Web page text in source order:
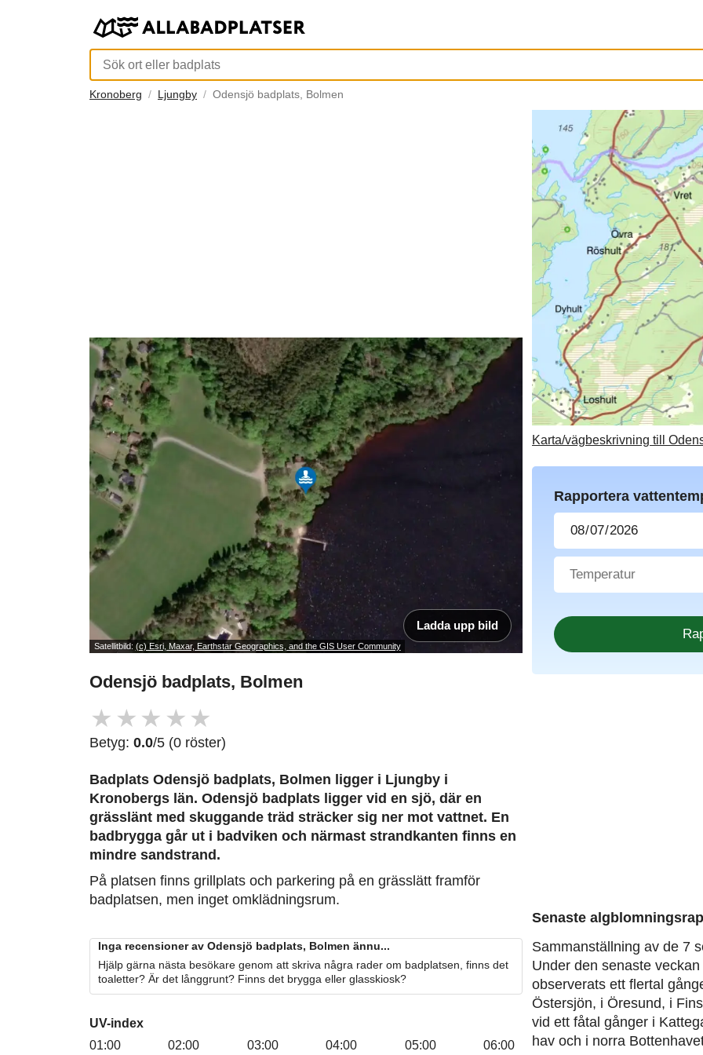
Kronoberg Ljungby Odensjö badplats, Bolmen
Satellitbild: (c) Esri, Maxar, Earthstar Geographics, and the GIS User Community
Ladda upp bild
Odensjö badplats, Bolmen
★ ★ ★ ★ ★
Betyg: 0.0/5 (0 röster)
Badplats Odensjö badplats, Bolmen ligger i Ljungby i
Kronobergs län. Odensjö badplats ligger vid en sjö, där en
grässlänt med skuggande träd sträcker sig ner mot vattnet. En
badbrygga går ut i badviken och närmast strandkanten finns en
mindre sandstrand.
På platsen finns grillplats och parkering på en grässlätt framför
badplatsen, men inget omklädningsrum.
Inga recensioner av Odensjö badplats, Bolmen ännu...
Hjälp gärna nästa besökare genom att skriva några rader om badplatsen, finns det
toaletter? Är det långgrunt? Finns det brygga eller glasskiosk?
UV-index
01:00
02:00
03:00
04:00
05:00
06:00
Karta/vägbeskrivning till
Rapportera
Senaste
Sammanställning av de 7
Under den senaste
observerats ett flertal
Östersjön, i Öresund, i
vid ett fåtal gånger i
hav och i norra